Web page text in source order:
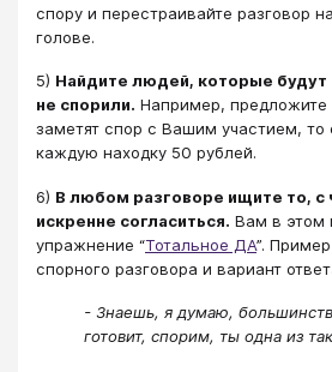
спору и перестраивайте разговор
голове.
5) Найдите людей, которые
не спорили. Например, предложите
заметят спор с Вашим участием, то
каждую находку 50 рублей.
6) В любом разговоре ищите то,
искренне согласиться. Вам в этом
упражнение “Тотальное ДА”.
спорного разговора и вариант
- Знаешь, я думаю,
готовит, спорим, ты одна из